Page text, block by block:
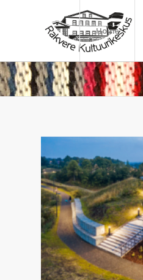
Home